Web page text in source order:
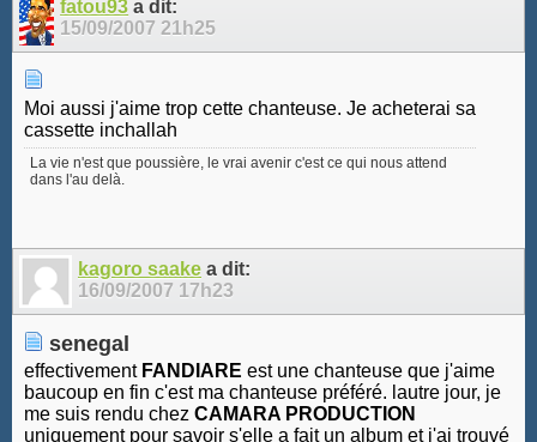
fatou93 a dit:
15/09/200721h25
Moi aussi j'aime trop cette chanteuse. Je acheterai sa
cassette inchallah
La vie n'est que poussière, le vrai avenir c'est ce qui nous attend
dans l'au delà.
kagoro saake a dit:
16/09/2007 17h23
senegal
effectivement FANDIARE est une chanteuse que j'aime
baucoup en fin c'est ma chanteuse préféré. lautre jour, je
me suis rendu chez CAMARA PRODUCTION
uniquement pour savoir s'elle a fait un album et j'ai trouvé